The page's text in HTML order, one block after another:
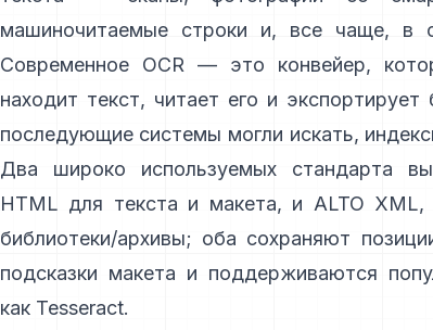
машиночитаемые строки и, все чаще, в
Современное OCR — это конвейер,
находит текст, читает его и
последующие системы могли искать,
Два широко используемых стандарта
HTML для текста и макета, и ALTO XML,
библиотеки/архивы; оба сохраняют
подсказки макета и поддерживаются
как Tesseract.